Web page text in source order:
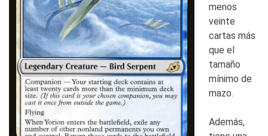
menos
veinte
cartas más
que el
tamaño
mínimo de
mazo.
Además,